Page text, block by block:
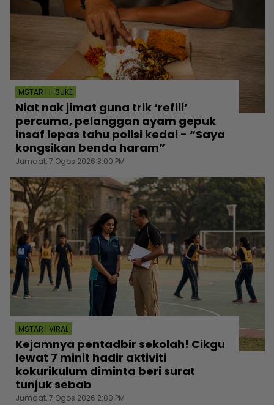
MSTAR | I-SUKE
Niat nak jimat guna trik ‘refill’
percuma, pelanggan ayam gepuk
insaf lepas tahu polisi kedai - “Saya
kongsikan benda haram”
Jumaat, 7 Ogos 2026 3:00 PM
MSTAR | VIRAL
Kejamnya pentadbir sekolah! Cikgu
lewat 7 minit hadir aktiviti
kokurikulum diminta beri surat
tunjuk sebab
Jumaat, 7 Ogos 2026 2:00 PM